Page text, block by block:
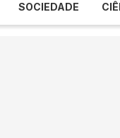
SOCIEDADE